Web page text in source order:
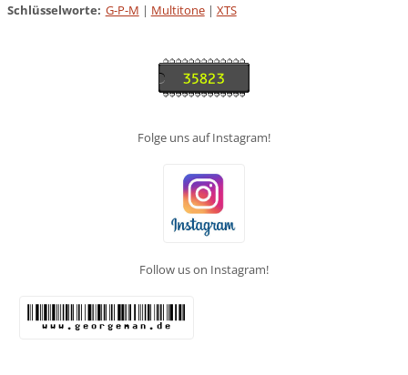
Schlüsselworte: G-P-M | Multitone | XTS
Folge uns auf Instagram!
Follow us on Instagram!